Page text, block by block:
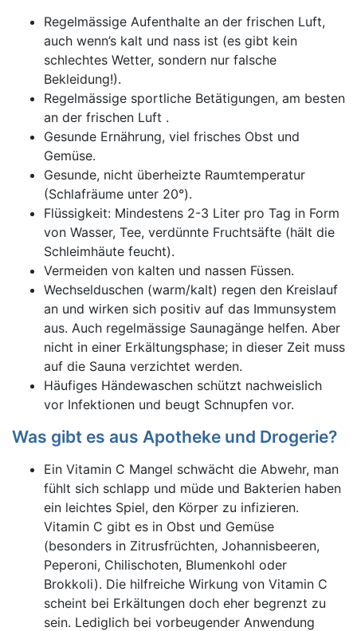
Regelmässige Aufenthalte an der frischen Luft,
auch wenn’s kalt und nass ist (es gibt kein
schlechtes Wetter, sondern nur falsche
Bekleidung!).
Regelmässige sportliche Betätigungen, am besten
an der frischen Luft .
Gesunde Ernährung, viel frisches Obst und
Gemüse.
Gesunde, nicht überheizte Raumtemperatur
(Schlafräume unter 20°).
Flüssigkeit: Mindestens 2-3 Liter pro Tag in Form
von Wasser, Tee, verdünnte Fruchtsäfte (hält die
Schleimhäute feucht).
Vermeiden von kalten und nassen Füssen.
Wechselduschen (warm/kalt) regen den Kreislauf
an und wirken sich positiv auf das Immunsystem
aus. Auch regelmässige Saunagänge helfen. Aber
nicht in einer Erkältungsphase; in dieser Zeit muss
auf die Sauna verzichtet werden.
Häufiges Händewaschen schützt nachweislich
vor Infektionen und beugt Schnupfen vor.
Was gibt es aus Apotheke und Drogerie?
Ein Vitamin C Mangel schwächt die Abwehr, man
fühlt sich schlapp und müde und Bakterien haben
ein leichtes Spiel, den Körper zu infizieren.
Vitamin C gibt es in Obst und Gemüse
(besonders in Zitrusfrüchten, Johannisbeeren,
Peperoni, Chilischoten, Blumenkohl oder
Brokkoli). Die hilfreiche Wirkung von Vitamin C
scheint bei Erkältungen doch eher begrenzt zu
sein. Lediglich bei vorbeugender Anwendung